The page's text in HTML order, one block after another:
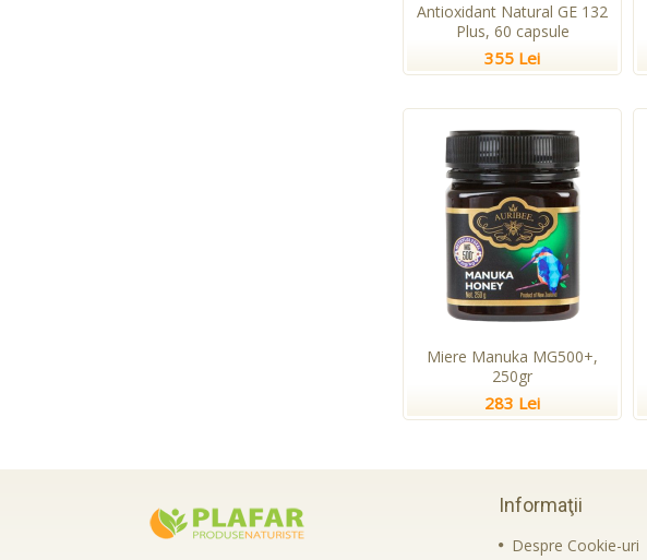
Antioxidant Natural GE 132
Plus, 60 capsule
355 Lei
Miere Manuka MG500+,
250gr
283 Lei
Informaţii
Despre Cookie-uri